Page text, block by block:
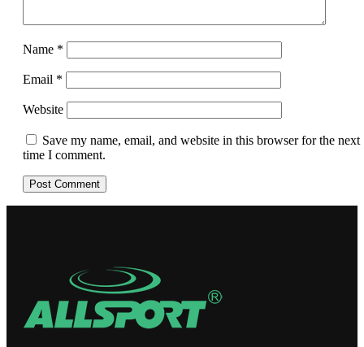
Name *
Email *
Website
Save my name, email, and website in this browser for the next
time I comment.